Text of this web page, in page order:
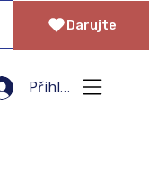
Darujte
Přihlásit se